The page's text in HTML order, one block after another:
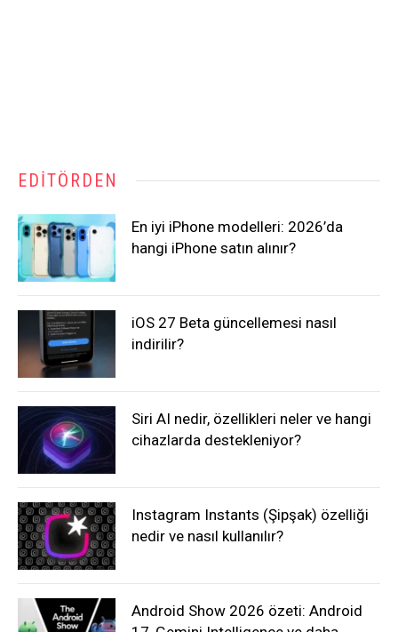
EDITÖRDEN
En iyi iPhone modelleri: 2026’da
hangi iPhone satın alınır?
iOS 27 Beta güncellemesi nasıl
indirilir?
Siri AI nedir, özellikleri neler ve hangi
cihazlarda destekleniyor?
Instagram Instants (Şipşak) özelliği
nedir ve nasıl kullanılır?
Android Show 2026 özeti: Android